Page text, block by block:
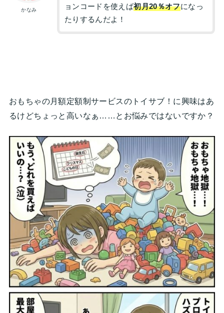
かなみ
ョンコードを使えば初月20％オフになっ
たりするんだよ！
おもちゃの月額定額制サービスのトイサブ！に興味はあ
るけどちょっと高いなぁ……とお悩みではないですか？